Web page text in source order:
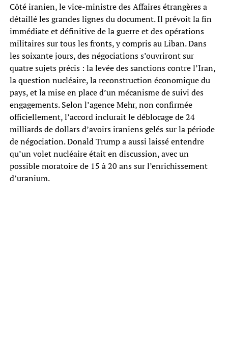
Côté iranien, le vice-ministre des Affaires étrangères a
détaillé les grandes lignes du document. Il prévoit la fin
immédiate et définitive de la guerre et des opérations
militaires sur tous les fronts, y compris au Liban. Dans
les soixante jours, des négociations s’ouvriront sur
quatre sujets précis : la levée des sanctions contre l’Iran,
la question nucléaire, la reconstruction économique du
pays, et la mise en place d’un mécanisme de suivi des
engagements. Selon l’agence Mehr, non confirmée
officiellement, l’accord inclurait le déblocage de 24
milliards de dollars d’avoirs iraniens gelés sur la période
de négociation. Donald Trump a aussi laissé entendre
qu’un volet nucléaire était en discussion, avec un
possible moratoire de 15 à 20 ans sur l’enrichissement
d’uranium.